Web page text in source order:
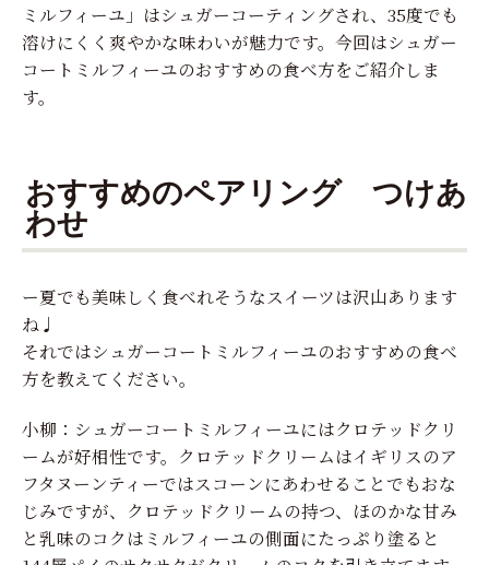
ミルフィーユ」はシュガーコーティングされ、35度でも
溶けにくく爽やかな味わいが魅力です。今回はシュガー
コートミルフィーユのおすすめの食べ方をご紹介しま
す。
おすすめのペアリング つけあ
わせ
ー夏でも美味しく食べれそうなスイーツは沢山あります
ね♩
それではシュガーコートミルフィーユのおすすめの食べ
方を教えてください。
小柳：シュガーコートミルフィーユにはクロテッドクリ
ームが好相性です。クロテッドクリームはイギリスのア
フタヌーンティーではスコーンにあわせることでもおな
じみですが、クロテッドクリームの持つ、ほのかな甘み
と乳味のコクはミルフィーユの側面にたっぷり塗ると